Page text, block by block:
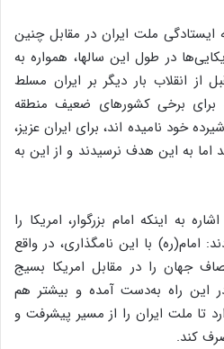
ایستادگی ملت ایران در مقابل چنین
در طول این سالها، همواره به
از انقلاب بار دیگر بر ایران مسلط
برخی کشورهای ضعیف منطقه
خود نامیده اند، برای ایران عزیز،
اما به این هدف نرسیدند و از این به
به اینکه امام بزرگوار، امریکا را
امام(ره) با این نامگذاری، در واقع
جهان را در مقابل امریکا بسیج
این راه به‌دست آمده و بیشتر هم
تا ملت ایران را از مسیر پیشرفت و
کند.